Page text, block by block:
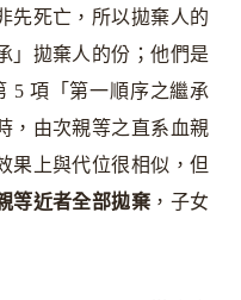
先死亡，所以拋棄人的
」拋棄人的份；他們是
5 項「第一順序之繼承
，由次親等之直系血親
果上與代位很相似，但
等近者全部拋棄 ，子女